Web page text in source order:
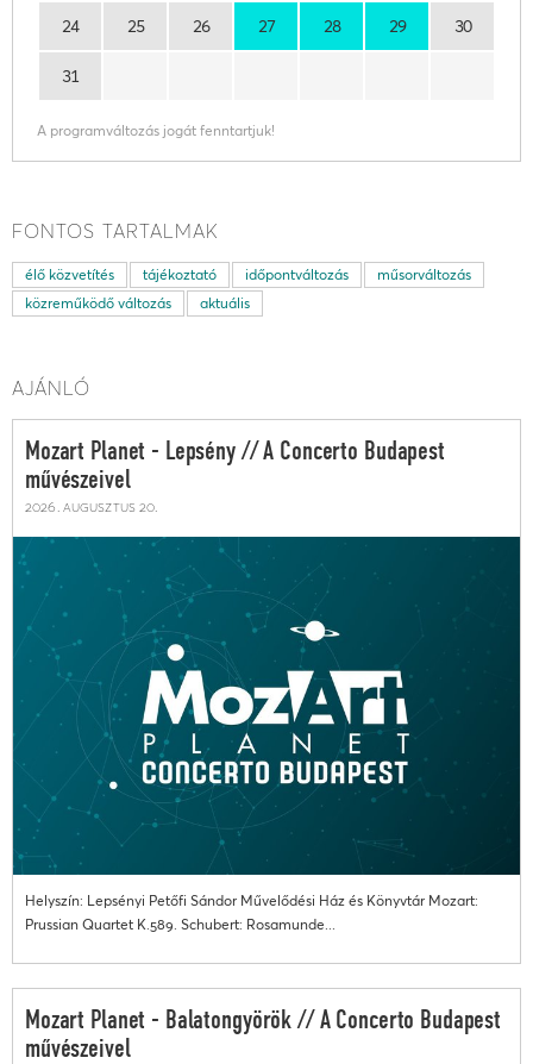
24 25 26 27 28 29 30
31
A programváltozás jogát fenntartjuk!
FONTOS TARTALMAK
élő közvetítés tájékoztató időpontváltozás
műsorváltozás
közreműködő változás
aktuális
AJÁNLÓ
Mozart Planet - Lepsény // A Concerto Budapest
művészeivel
2026. augusztus 20.
Helyszín: Lepsényi Petőfi Sándor Művelődési Ház és Könyvtár Mozart:
Prussian Quartet K.589. Schubert: Rosamunde...
Mozart Planet - Balatongyörök // A Concerto Budapest
művészeivel